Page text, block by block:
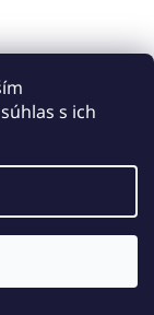
s ich
–
smartfón